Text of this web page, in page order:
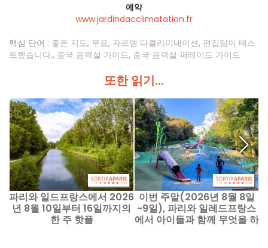
예약
www.jardindacclimatation.fr
핵심 단어 : 좋은 지도, 무료, 자르뎅 다클라미네이션, 편집팀이 테스
트했습니다., 중국 음력설 가이드, 중국 음력설 퍼레이드 가이드
또한 읽기...
파리와 일드프랑스에서 2026
년 8월 10일부터 16일까지의
한 주 핫플
이번 주말(2026년 8월 8일
~9일), 파리와 일레드프랑스
에서 아이들과 함께 무엇을 하